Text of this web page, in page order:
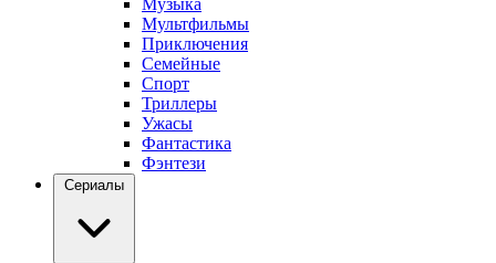
Музыка
Мультфильмы
Приключения
Семейные
Спорт
Триллеры
Ужасы
Фантастика
Фэнтези
Сериалы